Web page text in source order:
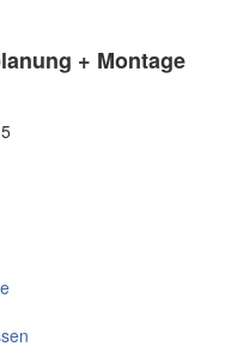
+ Montage